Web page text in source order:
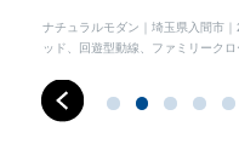
ナチュラルモダン 埼玉県入間市
ッド、回遊型動線、ファミリークロ